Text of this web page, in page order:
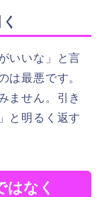
いいな」と言
は最悪です。
ません。引き
と明るく返す
はなく